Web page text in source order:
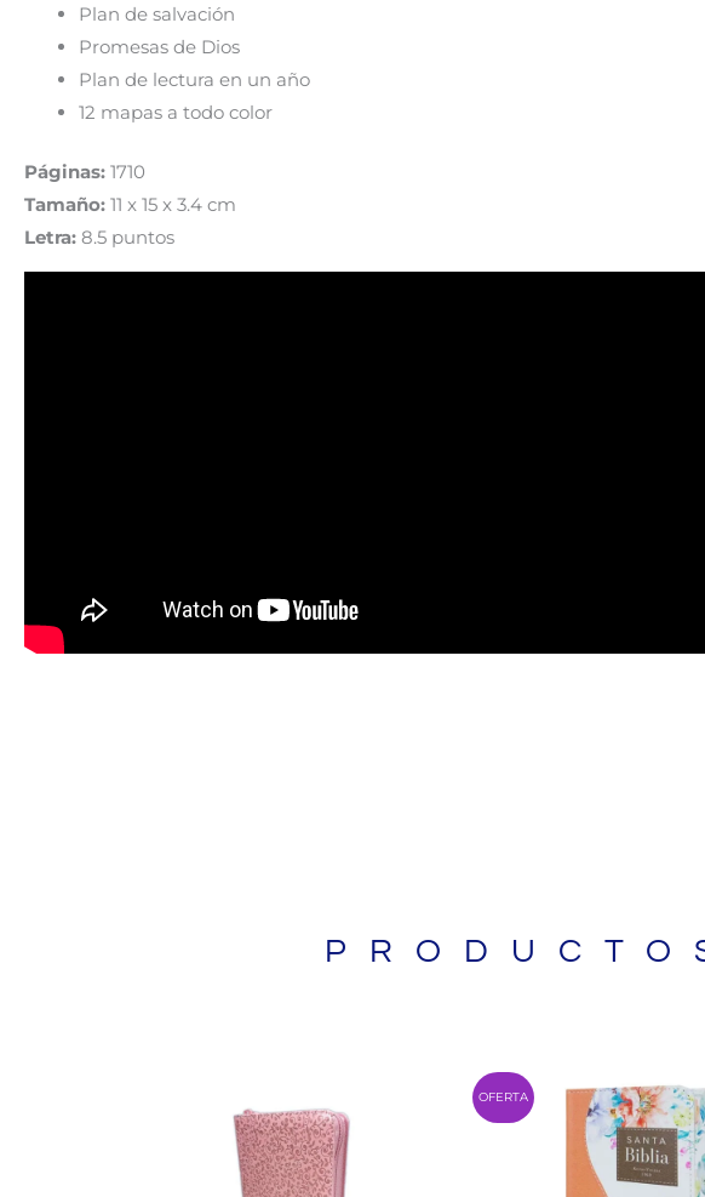
Plan de salvación
Promesas de Dios
Plan de lectura en un año
12 mapas a todo color
Páginas: 1710
Tamaño: 11 x 15 x 3.4 cm
Letra: 8.5 puntos
OFERTA
price
was:
S/